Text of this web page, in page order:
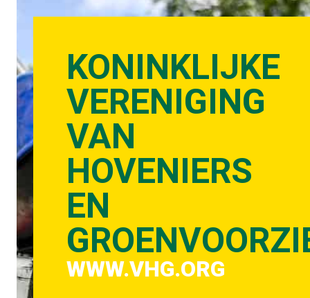
KONINKLIJKE
VERENIGING
VAN
HOVENIERS
EN
WWW.VHG.ORG